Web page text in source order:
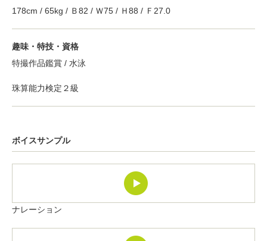
178cm / 65kg / Ｂ82 / Ｗ75 / Ｈ88 / Ｆ27.0
趣味・特技・資格
特撮作品鑑賞 / 水泳
珠算能力検定２級
ボイスサンプル
ナレーション